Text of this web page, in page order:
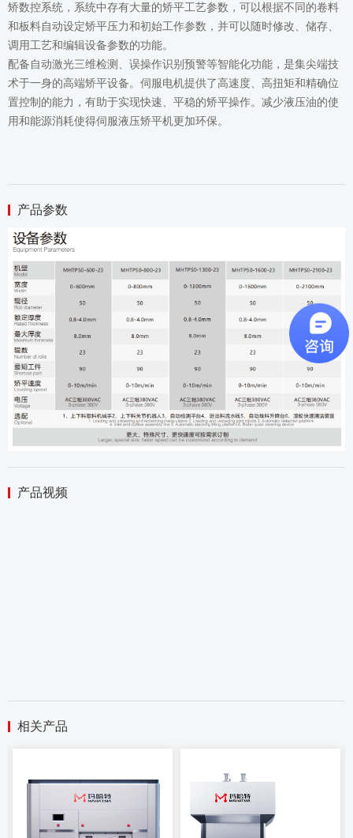
矫数控系统，系统中存有大量的矫平工艺参数，可以根据不同的卷料
和板料自动设定矫平压力和初始工作参数，并可以随时修改、储存、
调用工艺和编辑设备参数的功能。
配备自动激光三维检测、误操作识别预警等智能化功能，是集尖端技
术于一身的高端矫平设备。伺服电机提供了高速度、高扭矩和精确位
置控制的能力，有助于实现快速、平稳的矫平操作。减少液压油的使
用和能源消耗使得伺服液压矫平机更加环保。
产品参数
产品视频
相关产品